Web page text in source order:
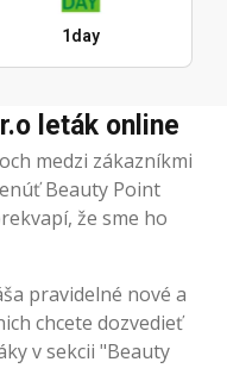
1day
leták online
medzi zákazníkmi
Beauty Point
že sme ho
pravidelné nové a
chcete dozvedieť
v sekcii "Beauty